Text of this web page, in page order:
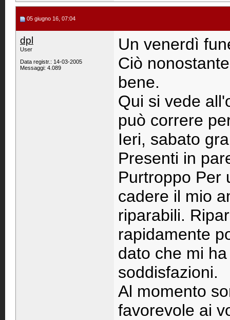
05 giugno 16, 07:04
dpl
User
Data registr.: 14-03-2005
Messaggi: 4.089
Un venerdì
Ciò
bene.
Qui si vede
può correre
Ieri, sabato
Presenti in
Purtroppo Per
cadere il mio
riparabili.
rapidamente
dato che mi
soddisfazioni.
Al momento
favorevole ai